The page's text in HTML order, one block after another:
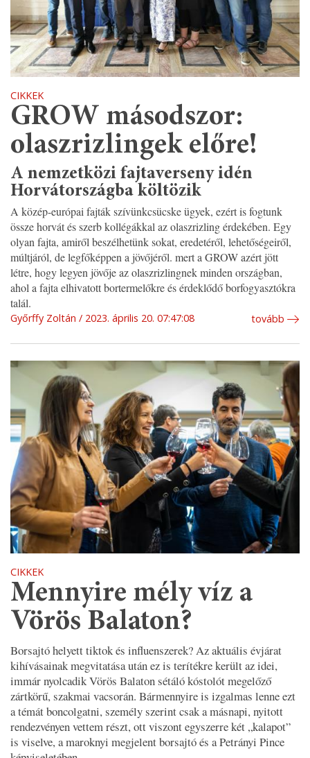
CIKKEK
GROW másodszor:
olaszrizlingek előre!
A nemzetközi fajtaverseny idén
Horvátországba költözik
A közép-európai fajták szívünkcsücske ügyek, ezért is fogtunk
össze horvát és szerb kollégákkal az olaszrizling érdekében. Egy
olyan fajta, amiről beszélhetünk sokat, eredetéről, lehetőségeiről,
múltjáról, de legfőképpen a jövőjéről. mert a GROW azért jött
létre, hogy legyen jövője az olaszrizlingnek minden országban,
ahol a fajta elhivatott bortermelőkre és érdeklődő borfogyasztókra
talál.
Győrffy Zoltán 2023. április 20. 07:47:08 tovább
CIKKEK
Mennyire mély víz a
Vörös Balaton?
Borsajtó helyett tiktok és influenszerek? Az aktuális évjárat
kihívásainak megvitatása után ez is terítékre került az idei,
immár nyolcadik Vörös Balaton sétáló kóstolót megelőző
zártkörű, szakmai vacsorán. Bármennyire is izgalmas lenne ezt
a témát boncolgatni, személy szerint csak a másnapi, nyitott
rendezvényen vettem részt, ott viszont egyszerre két „kalapot”
is viselve, a maroknyi megjelent borsajtó és a Petrányi Pince